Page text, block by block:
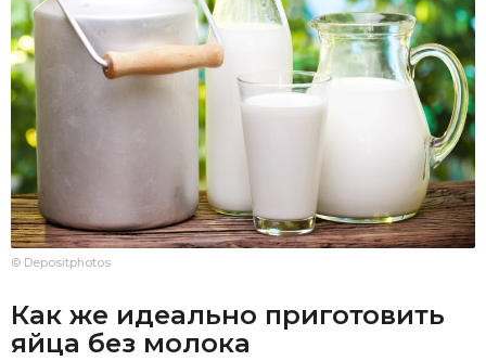
© Depositphotos
Как же идеально приготовить
яйца без молока